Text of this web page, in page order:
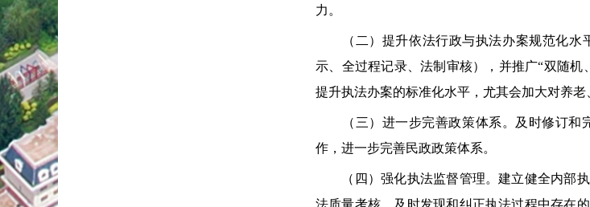
力。
（二）提升依法行政与执法办案规范化水
示、全过程记录、法制审核），并推广“双随机
提升执法办案的标准化水平，尤其会加大对养
（三）进一步完善政策体系。及时修订和
作，进一步完善民政政策体系。
（四）强化执法监督管理。建立健全内部执